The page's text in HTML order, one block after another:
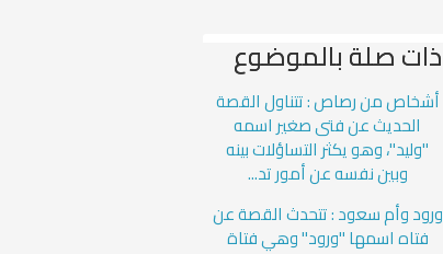
ذات صلة بالموضوع
أشخاص من رصاص : تتناول القصة
الحديث عن فتى صغير اسمه
"وليد"، وهو يكثر التساؤلات بينه
وبين نفسه عن أمور تد...
ورود وأم سعود : تتحدث القصة عن
فتاه اسمها "ورود" وهي فتاة